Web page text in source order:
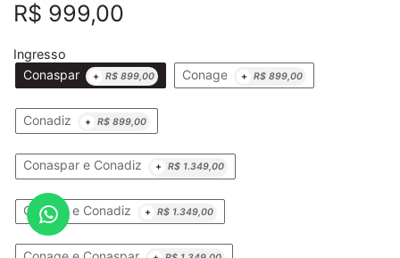
R$ 999,00
Ingresso
Conaspar
+ R$ 899,00 Conage + R$899,00
Conadiz + R$ 899,00
Conaspar e Conadiz + R$ 1.349,00
Conage e Conadiz + R$ 1.349,00